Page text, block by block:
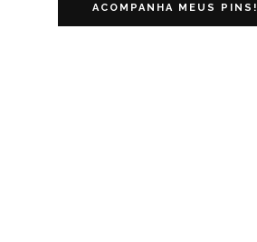
ACOMPANHA MEUS PINS!